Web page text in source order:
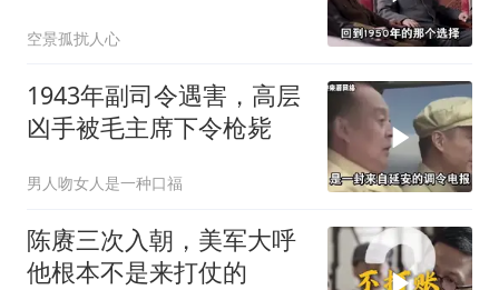
空景孤扰人心
1943年副司令遇害，高层
凶手被毛主席下令枪毙
男人吻女人是一种口福
陈赓三次入朝，美军大呼
他根本不是来打仗的